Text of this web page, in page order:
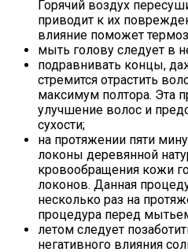
Горячий воздух
приводит к их
влияние поможет
мыть голову следует в
подравнивать концы,
стремится отрастить
максимум полтора. Эта
улучшение волос и
сухости;
на протяжении пяти
локоны деревянной
кровообращения кожи
локонов. Данная
несколько раз на
процедура перед
летом следует
негативного влияния